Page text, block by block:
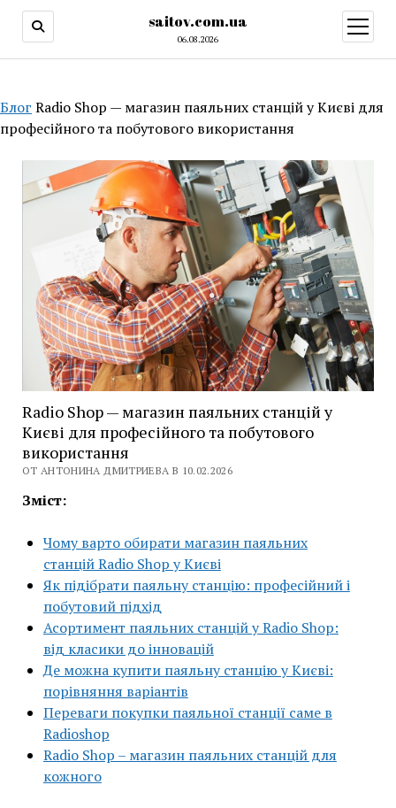
saitov.com.ua
06.08.2026
меню
Блог Radio Shop — магазин паяльних станцій у Києві для
професійного та побутового використання
Radio Shop — магазин паяльних станцій у
Києві для професійного та побутового
використання
ОТ АНТОНИНА ДМИТРИЕВА В 10.02.2026
Зміст:
Чому варто обирати магазин паяльних
станцій Radio Shop у Києві
Як підібрати паяльну станцію: професійний і
побутовий підхід
Асортимент паяльних станцій у Radio Shop:
від класики до інновацій
Де можна купити паяльну станцію у Києві:
порівняння варіантів
Переваги покупки паяльної станції саме в
Radioshop
Radio Shop – магазин паяльних станцій для
кожного